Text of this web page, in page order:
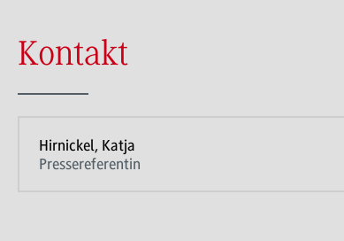
Kontakt
Hirnickel, Katja
Pressereferentin